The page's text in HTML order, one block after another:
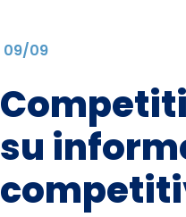
09/09
su